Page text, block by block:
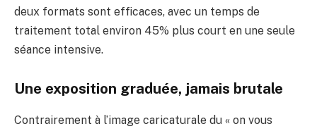
deux formats sont efficaces, avec un temps de
traitement total environ 45% plus court en une seule
séance intensive.
Une exposition graduée, jamais brutale
Contrairement à l’image caricaturale du « on vous